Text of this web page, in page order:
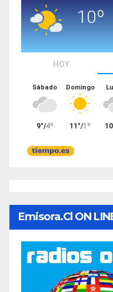
Emisora.cl ON